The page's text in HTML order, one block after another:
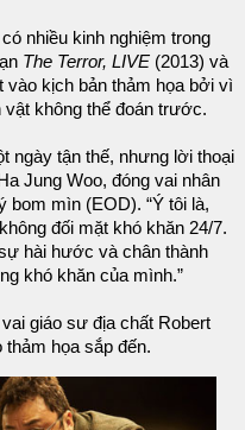
nhiều kinh nghiệm trong
The Terror, LIVE (2013) và
vào kịch bản thảm họa bởi vì
vật không thể đoán trước.
ngày tận thế, nhưng lời thoại
Jung Woo, đóng vai nhân
bom mìn (EOD). “Ý tôi là,
đối mặt khó khăn 24/7.
hài hước và chân thành
khó khăn của mình.”
giáo sư địa chất Robert
họa sắp đến.